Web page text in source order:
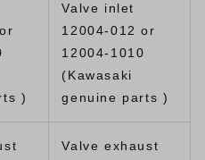
)
Valve inlet
12004-012 or
12004-1010
(Kawasaki
genuine parts )
Valve exhaust